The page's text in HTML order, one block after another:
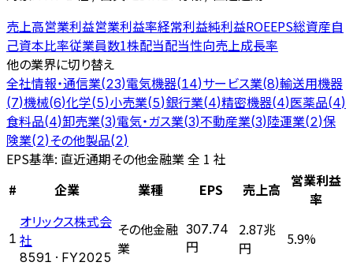
売上高営業利益営業利益率経常利益純利益ROEEPS総資産自
己資本比率従業員数1株配当配当性向売上成長率
他の業界に切り替え
全社情報・通信業(23)電気機器(14)サービス業(8)輸送用機器
(7)機械(6)化学(5)小売業(5)銀行業(4)精密機器(4)医薬品(4)
食料品(4)卸売業(3)電気・ガス業(3)不動産業(3)陸運業(2)保
険業(2)その他製品(2)
EPS基準: 直近通期その他金融業 全 1 社
#
企業 業種 EPS 売上高
営業利益
率
1
オリックス株式会
社
8591 · FY2025
その他金融
業
307.74
円
2.87兆
円
5.9%